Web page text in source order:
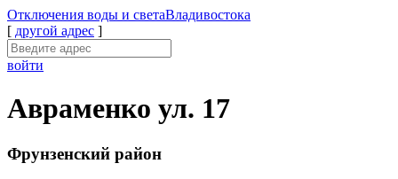
Отключения воды и светаВладивостока
[ другой адрес ]
войти
Авраменко ул. 17
Фрунзенский район